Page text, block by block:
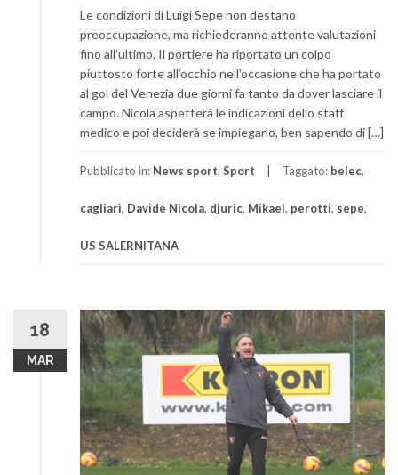
Le condizioni di Luigi Sepe non destano
preoccupazione, ma richiederanno attente valutazioni
fino all’ultimo. Il portiere ha riportato un colpo
piuttosto forte all’occhio nell’occasione che ha portato
al gol del Venezia due giorni fa tanto da dover lasciare il
campo. Nicola aspetterà le indicazioni dello staff
medico e poi deciderà se impiegarlo, ben sapendo di […]
Pubblicato in: News sport, Sport Taggato: belec,
cagliari, Davide Nicola, djuric, Mikael, perotti, sepe,
US SALERNITANA
18
MAR